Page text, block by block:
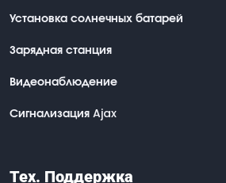
Установка солнечных батарей
Зарядная станция
Видеонаблюдение
Сигнализация Ajax
Тех. Поддержка